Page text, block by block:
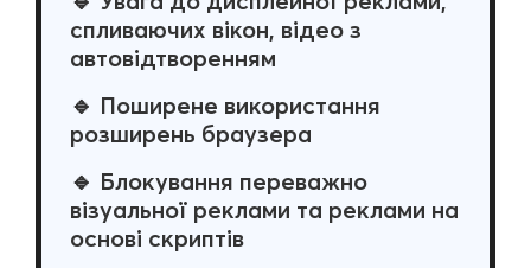
спливаючих вікон, відео з
автовідтворенням
🔹 Поширене використання
розширень браузера
🔹 Блокування переважно
візуальної реклами та реклами на
основі скриптів